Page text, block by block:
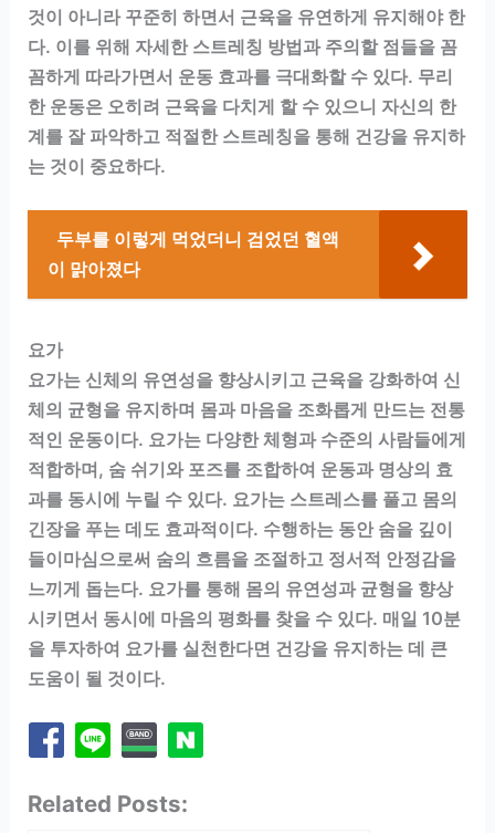
것이 아니라 꾸준히 하면서 근육을 유연하게 유지해야 한
다. 이를 위해 자세한 스트레칭 방법과 주의할 점들을 꼼
꼼하게 따라가면서 운동 효과를 극대화할 수 있다. 무리
한 운동은 오히려 근육을 다치게 할 수 있으니 자신의 한
계를 잘 파악하고 적절한 스트레칭을 통해 건강을 유지하
는 것이 중요하다.
두부를 이렇게 먹었더니 검었던 혈액
이 맑아졌다
요가
요가는 신체의 유연성을 향상시키고 근육을 강화하여 신
체의 균형을 유지하며 몸과 마음을 조화롭게 만드는 전통
적인 운동이다. 요가는 다양한 체형과 수준의 사람들에게
적합하며, 숨 쉬기와 포즈를 조합하여 운동과 명상의 효
과를 동시에 누릴 수 있다. 요가는 스트레스를 풀고 몸의
긴장을 푸는 데도 효과적이다. 수행하는 동안 숨을 깊이
들이마심으로써 숨의 흐름을 조절하고 정서적 안정감을
느끼게 돕는다. 요가를 통해 몸의 유연성과 균형을 향상
시키면서 동시에 마음의 평화를 찾을 수 있다. 매일 10분
을 투자하여 요가를 실천한다면 건강을 유지하는 데 큰
도움이 될 것이다.
Related Posts: